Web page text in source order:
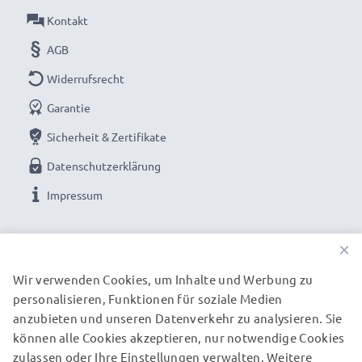
✔ Weltweit einsetzbar - Flexible Eingangsspannung
✔ Ideale Bauform zum Mitnehmen auf Reisen -
Kleiner, leichter, leistungsstarker Netzstecker
✕für Steckdosen außerhalb der EU-Norm wird ein
zusätzlicher Netzadapter benötigt
Den Akku schonend laden für eine lange Akku-
Qtek 8200 / 8600 / G200 / 8500 / 9600 / S220
Smartphoneladegerät / AC Power Adapter:
Marke:subtel Smartphone Charger / Charging Cable
Kontakt
AGB
Widerrufsrecht
Garantie
Sicherheit & Zertifikate
Datenschutzerklärung
Impressum
UNSERE VERSANDPARTNER
×
Wir verwenden Cookies, um Inhalte und Werbung zu
personalisieren, Funktionen für soziale Medien
anzubieten und unseren Datenverkehr zu analysieren. Sie
können alle Cookies akzeptieren, nur notwendige Cookies
zulassen oder Ihre Einstellungen verwalten. Weitere